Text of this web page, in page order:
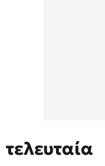
τελευταία